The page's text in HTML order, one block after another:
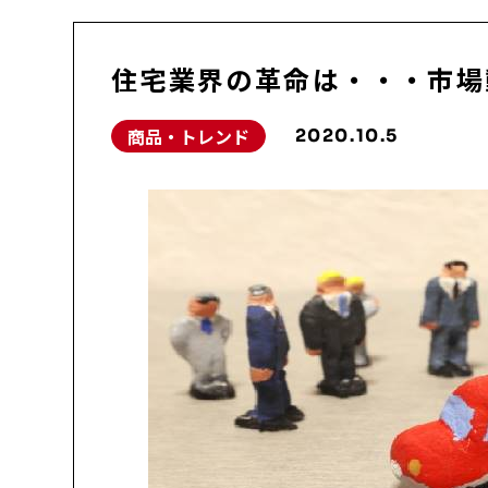
住宅業界の革命は・・・市
商品・トレンド 2020.10.5